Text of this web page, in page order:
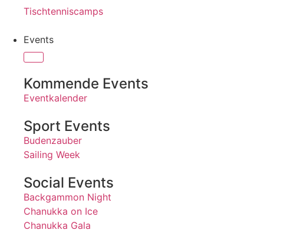
Tischtenniscamps
Events
Kommende Events
Eventkalender
Sport Events
Budenzauber
Sailing Week
Social Events
Backgammon Night
Chanukka on Ice
Chanukka Gala